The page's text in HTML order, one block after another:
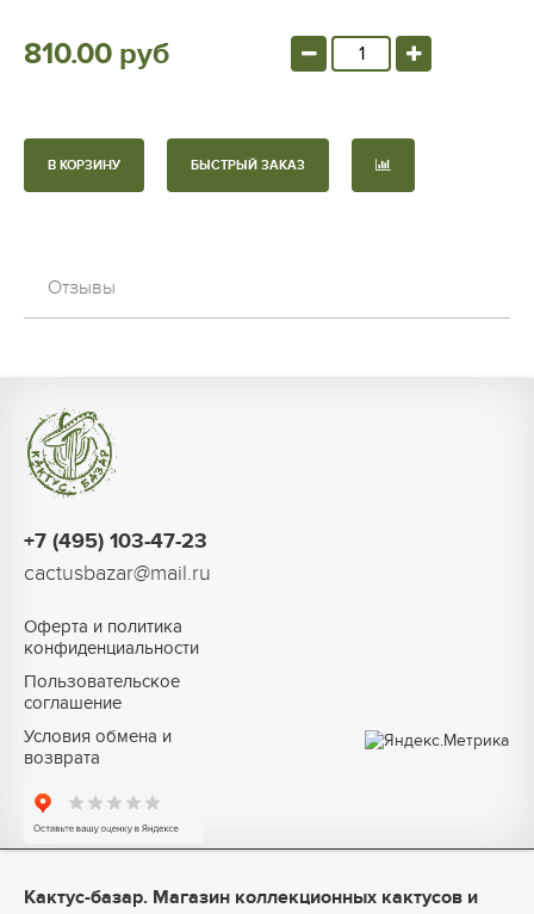
810.00 руб
В КОРЗИНУ БЫСТРЫЙ ЗАКАЗ
Отзывы
+7 (495) 103-47-23
cactusbazar@mail.ru
Оферта и политика
конфиденциальности
Пользовательское
соглашение
Условия обмена и
возврата
Кактус-базар. Магазин коллекционных кактусов и